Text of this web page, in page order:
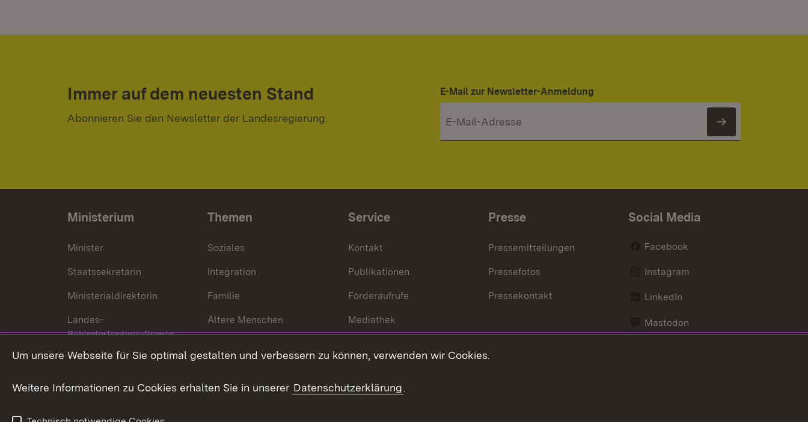
Immer auf dem neuesten Stand
Abonnieren Sie den Newsletter der Landesregierung.
E-Mail zur Newsletter-Anmeldung
Newsletter
Ministerium
Minister
Staatssekretärin
Ministerialdirektorin
Landes-
Behindertenbeauftragte
Bürgerreferent
Karriere
Themen
Soziales
Integration
Familie
Ältere Menschen
Behinderungen
Bürgerengagement
Service
Kontakt
Publikationen
Förderaufrufe
Mediathek
Presse
Pressemitteilungen
Pressefotos
Pressekontakt
Social Media
Facebook
Instagram
LinkedIn
Mastodon
Um unsere Webseite für Sie optimal gestalten und verbessern zu können, verwenden wir Cookies.
Weitere Informationen zu Cookies erhalten Sie in unserer Datenschutzerklärung.